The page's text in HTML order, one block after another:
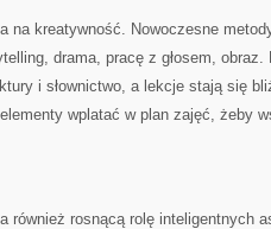
na kreatywność. Nowoczesne
drama, pracę z głosem,
i słownictwo, a lekcje stają się
wplatać w plan zajęć, żeby
również rosnącą rolę inteligentnych